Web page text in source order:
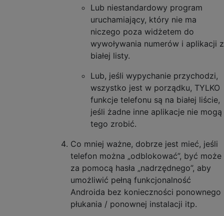
Lub niestandardowy program
uruchamiający, który nie ma
niczego poza widżetem do
wywoływania numerów i aplikacji z
białej listy.
Lub, jeśli wypychanie przychodzi,
wszystko jest w porządku, TYLKO
funkcje telefonu są na białej liście,
jeśli żadne inne aplikacje nie mogą
tego zrobić.
Co mniej ważne, dobrze jest mieć, jeśli
telefon można „odblokować”, być może
za pomocą hasła „nadrzędnego”, aby
umożliwić pełną funkcjonalność
Androida bez konieczności ponownego
płukania / ponownej instalacji itp.